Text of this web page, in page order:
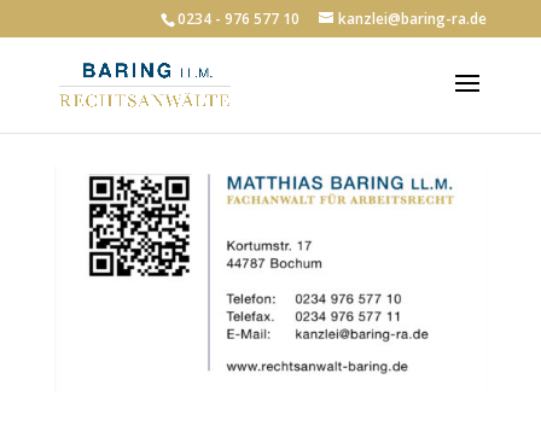
0234 - 976 577 10 kanzlei@baring-ra.de